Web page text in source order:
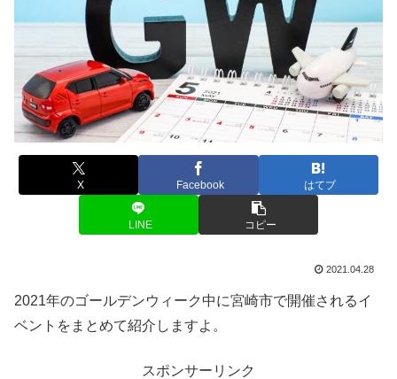
X Facebook はてブ
LINE コピー
2021.04.28
2021年のゴールデンウィーク中に宮崎市で開催されるイ
ベントをまとめて紹介しますよ。
スポンサーリンク